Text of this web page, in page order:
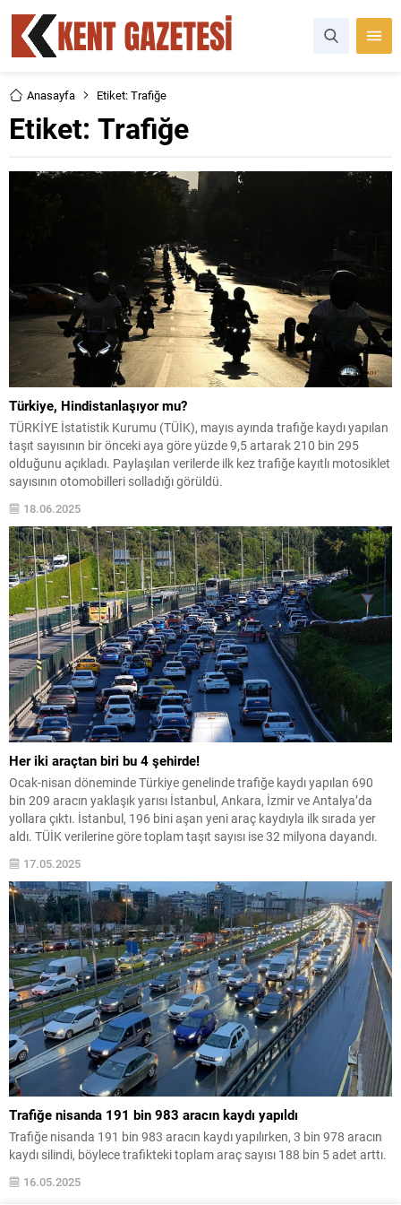
Anasayfa Etiket: Trafiğe
Etiket: Trafiğe
Türkiye, Hindistanlaşıyor mu?
TÜRKİYE İstatistik Kurumu (TÜİK), mayıs ayında trafiğe kaydı yapılan
taşıt sayısının bir önceki aya göre yüzde 9,5 artarak 210 bin 295
olduğunu açıkladı. Paylaşılan verilerde ilk kez trafiğe kayıtlı motosiklet
sayısının otomobilleri solladığı görüldü.
18.06.2025
Her iki araçtan biri bu 4 şehirde!
Ocak-nisan döneminde Türkiye genelinde trafiğe kaydı yapılan 690
bin 209 aracın yaklaşık yarısı İstanbul, Ankara, İzmir ve Antalya’da
yollara çıktı. İstanbul, 196 bini aşan yeni araç kaydıyla ilk sırada yer
aldı. TÜİK verilerine göre toplam taşıt sayısı ise 32 milyona dayandı.
17.05.2025
Trafiğe nisanda 191 bin 983 aracın kaydı yapıldı
Trafiğe nisanda 191 bin 983 aracın kaydı yapılırken, 3 bin 978 aracın
kaydı silindi, böylece trafikteki toplam araç sayısı 188 bin 5 adet arttı.
16.05.2025